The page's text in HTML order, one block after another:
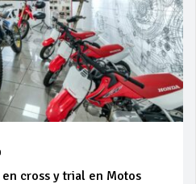
cross y trial en Motos